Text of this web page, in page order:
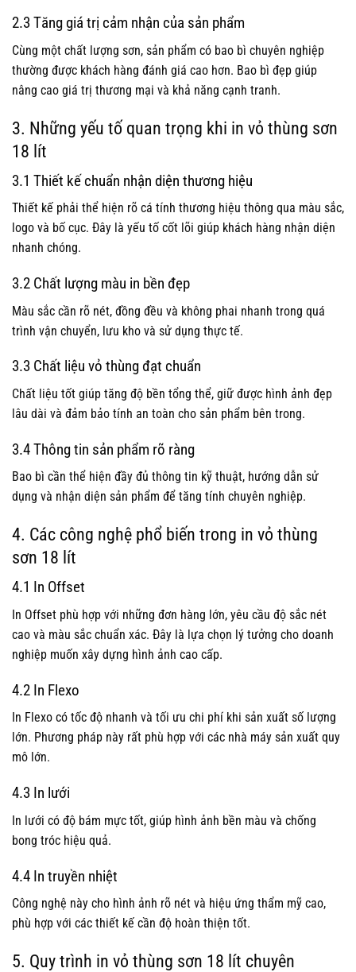
2.3 Tăng giá trị cảm nhận của sản phẩm
Cùng một chất lượng sơn, sản phẩm có bao bì chuyên nghiệp
thường được khách hàng đánh giá cao hơn. Bao bì đẹp giúp
nâng cao giá trị thương mại và khả năng cạnh tranh.
3. Những yếu tố quan trọng khi in vỏ thùng sơn
18 lít
3.1 Thiết kế chuẩn nhận diện thương hiệu
Thiết kế phải thể hiện rõ cá tính thương hiệu thông qua màu sắc,
logo và bố cục. Đây là yếu tố cốt lõi giúp khách hàng nhận diện
nhanh chóng.
3.2 Chất lượng màu in bền đẹp
Màu sắc cần rõ nét, đồng đều và không phai nhanh trong quá
trình vận chuyển, lưu kho và sử dụng thực tế.
3.3 Chất liệu vỏ thùng đạt chuẩn
Chất liệu tốt giúp tăng độ bền tổng thể, giữ được hình ảnh đẹp
lâu dài và đảm bảo tính an toàn cho sản phẩm bên trong.
3.4 Thông tin sản phẩm rõ ràng
Bao bì cần thể hiện đầy đủ thông tin kỹ thuật, hướng dẫn sử
dụng và nhận diện sản phẩm để tăng tính chuyên nghiệp.
4. Các công nghệ phổ biến trong in vỏ thùng
sơn 18 lít
4.1 In Offset
In Offset phù hợp với những đơn hàng lớn, yêu cầu độ sắc nét
cao và màu sắc chuẩn xác. Đây là lựa chọn lý tưởng cho doanh
nghiệp muốn xây dựng hình ảnh cao cấp.
4.2 In Flexo
In Flexo có tốc độ nhanh và tối ưu chi phí khi sản xuất số lượng
lớn. Phương pháp này rất phù hợp với các nhà máy sản xuất quy
mô lớn.
4.3 In lưới
In lưới có độ bám mực tốt, giúp hình ảnh bền màu và chống
bong tróc hiệu quả.
4.4 In truyền nhiệt
Công nghệ này cho hình ảnh rõ nét và hiệu ứng thẩm mỹ cao,
phù hợp với các thiết kế cần độ hoàn thiện tốt.
5. Quy trình in vỏ thùng sơn 18 lít chuyên